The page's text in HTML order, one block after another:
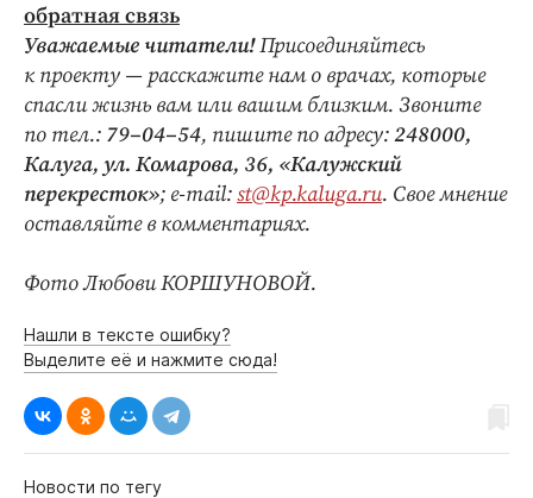
обратная связь
Уважаемые читатели!Присоединяйтесь
к проекту — расскажите нам о врачах, которые
спасли жизнь вам или вашим близким. Звоните
по тел.: 79–04–54, пишите по адресу:248000,
Калуга, ул. Комарова, 36, «Калужский
перекресток»; e‑mail:st@kp.kaluga.ru. Свое мнение
оставляйте в комментариях.
Фото Любови КОРШУНОВОЙ.
Нашли в тексте ошибку?
Выделите её и нажмите сюда!
Новости по тегу